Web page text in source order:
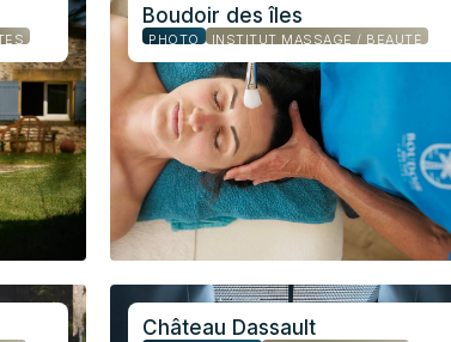
Boudoir des îles
PHOTO INSTITUT MASSAGE / BEAUTÉ
Château Dassault